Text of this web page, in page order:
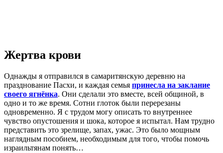
Жертва крови
Однажды я отправился в самаритянскую деревню на
празднование Пасхи, и каждая семья принесла на заклание
своего ягнёнка. Они сделали это вместе, всей общиной, в
одно и то же время. Сотни глоток были перерезаны
одновременно. Я с трудом могу описать то внутреннее
чувство опустошения и шока, которое я испытал. Нам трудно
представить это зрелище, запах, ужас. Это было мощным
наглядным пособием, необходимым для того, чтобы помочь
израильтянам понять…